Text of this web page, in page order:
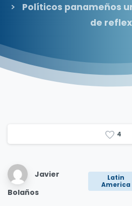
Políticos panameños
de
4
Javier
Bolaños
Latin
America